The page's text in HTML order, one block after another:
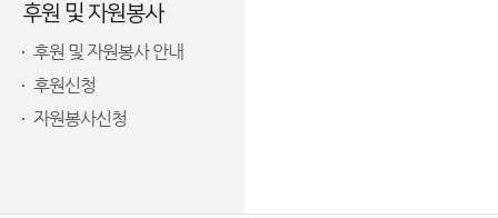
후원 및 자원봉사
후원 및 자원봉사 안내
후원신청
자원봉사신청